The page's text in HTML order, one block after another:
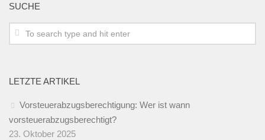
SUCHE
LETZTE ARTIKEL
Vorsteuerabzugsberechtigung: Wer ist wann
vorsteuerabzugsberechtigt?
23. Oktober 2025